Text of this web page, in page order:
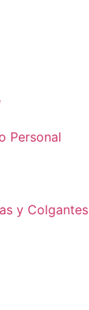
Personal
y Colgantes